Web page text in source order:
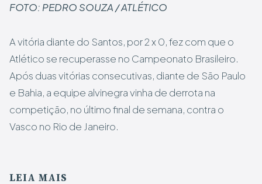
FOTO: PEDRO SOUZA / ATLÉTICO
A vitória diante do Santos, por 2 x 0, fez com que o
Atlético se recuperasse no Campeonato Brasileiro.
Após duas vitórias consecutivas, diante de São Paulo
e Bahia, a equipe alvinegra vinha de derrota na
competição, no último final de semana, contra o
Vasco no Rio de Janeiro.
LEIA MAIS